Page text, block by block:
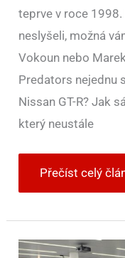
teprve v roce
neslyšeli, možná
Vokoun nebo
Predators nejednu
Nissan GT-R? Jak
který neustále
Přečíst celý
Porsche